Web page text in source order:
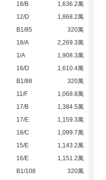
18/B
1,636.2萬
12/D
1,868.2萬
B1/85
320萬
18/A
2,269.3萬
1/A
1,908.3萬
16/D
1,610.4萬
B1/88
320萬
11/F
1,068.8萬
17/B
1,384.5萬
17/E
1,159.3萬
18/C
1,099.7萬
15/E
1,143.2萬
16/E
1,151.2萬
B1/108
320萬